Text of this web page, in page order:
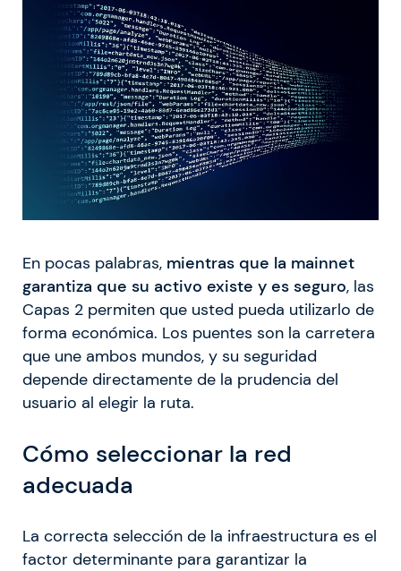
En pocas palabras, mientras que la mainnet
garantiza que su activo existe y es seguro, las
Capas 2 permiten que usted pueda utilizarlo de
forma económica. Los puentes son la carretera
que une ambos mundos, y su seguridad
depende directamente de la prudencia del
usuario al elegir la ruta.
Cómo seleccionar la red
adecuada
La correcta selección de la infraestructura es el
factor determinante para garantizar la